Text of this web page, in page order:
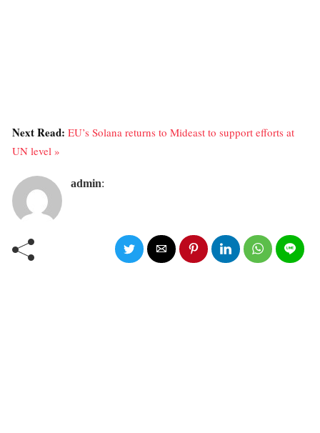
Next Read: EU’s Solana returns to Mideast to support efforts at
UN level »
admin: